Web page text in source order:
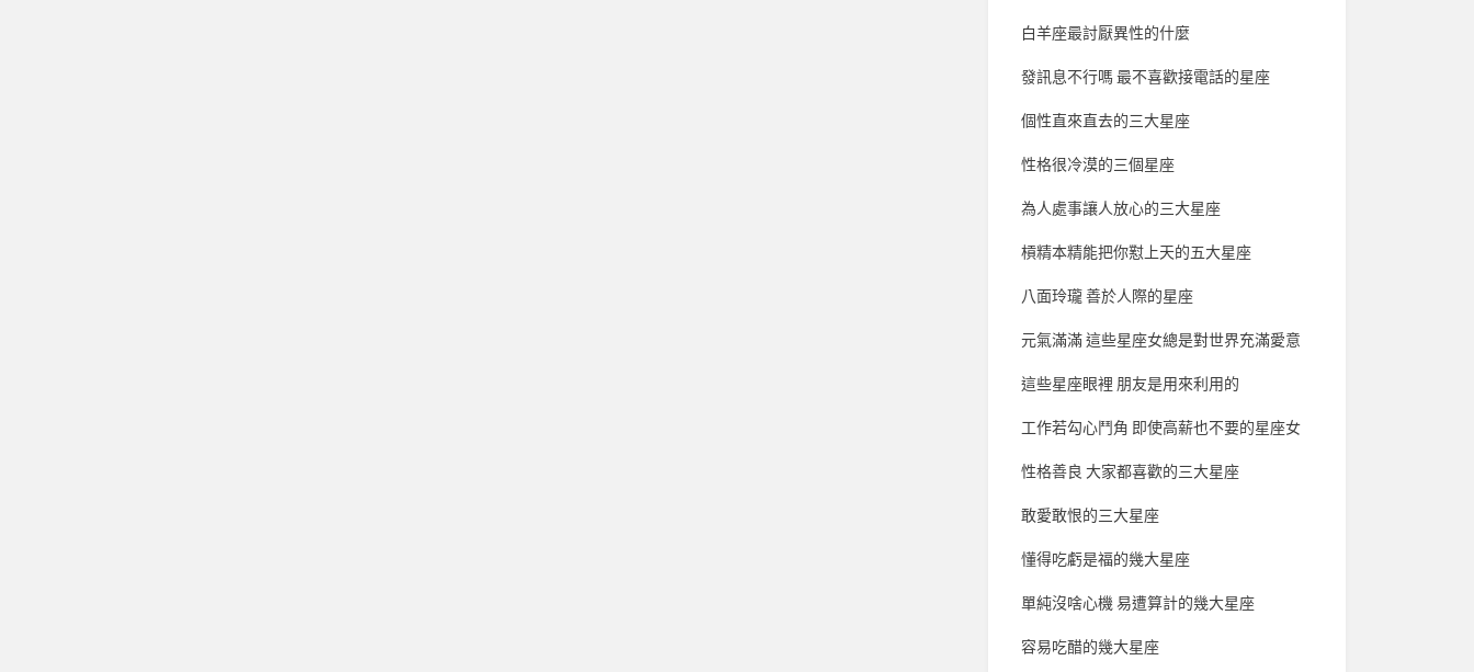
白羊座最討厭異性的什麼
發訊息不行嗎 最不喜歡接電話的星座
個性直來直去的三大星座
性格很冷漠的三個星座
為人處事讓人放心的三大星座
槓精本精能把你懟上天的五大星座
八面玲瓏 善於人際的星座
元氣滿滿 這些星座女總是對世界充滿愛意
這些星座眼裡 朋友是用來利用的
工作若勾心鬥角 即使高薪也不要的星座女
性格善良 大家都喜歡的三大星座
敢愛敢恨的三大星座
懂得吃虧是福的幾大星座
單純沒啥心機 易遭算計的幾大星座
容易吃醋的幾大星座